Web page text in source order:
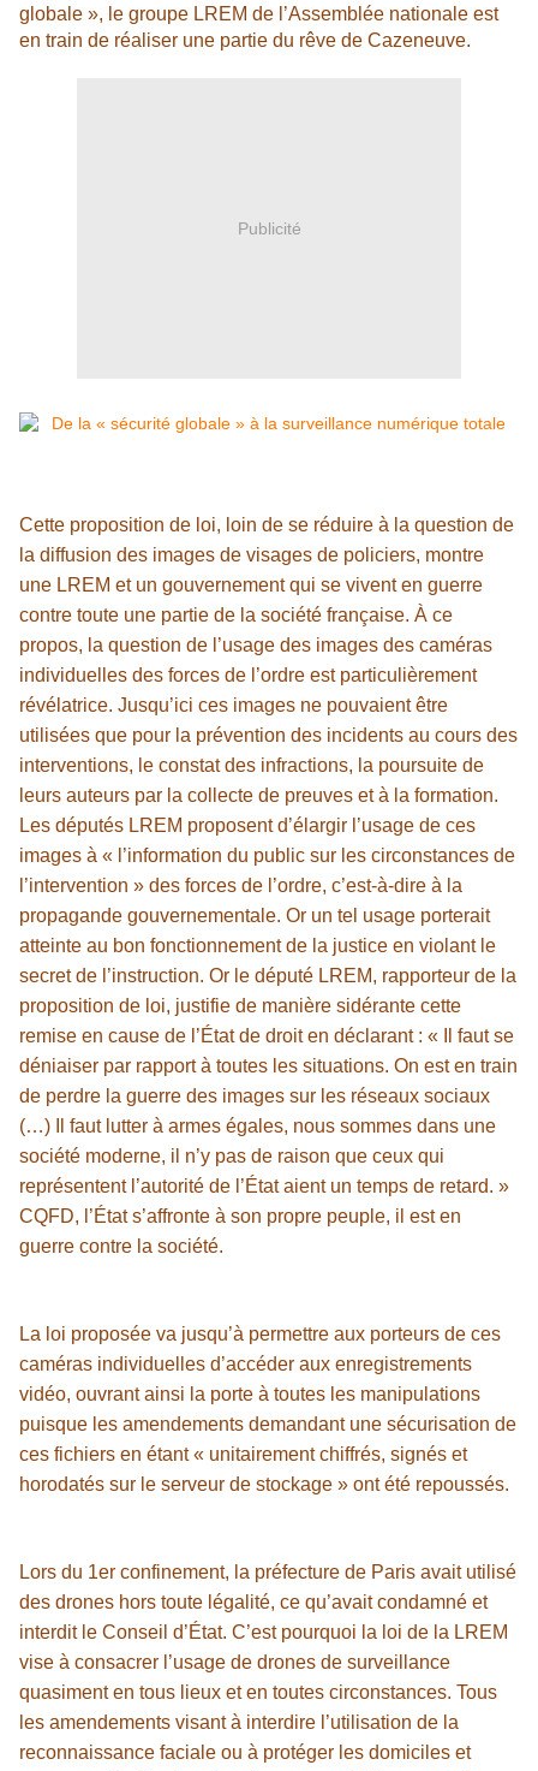
globale », le groupe LREM de l’Assemblée nationale est
en train de réaliser une partie du rêve de Cazeneuve.
Publicité
Cette proposition de loi, loin de se réduire à la question de
la diffusion des images de visages de policiers, montre
une LREM et un gouvernement qui se vivent en guerre
contre toute une partie de la société française. À ce
propos, la question de l’usage des images des caméras
individuelles des forces de l’ordre est particulièrement
révélatrice. Jusqu’ici ces images ne pouvaient être
utilisées que pour la prévention des incidents au cours des
interventions, le constat des infractions, la poursuite de
leurs auteurs par la collecte de preuves et à la formation.
Les députés LREM proposent d’élargir l’usage de ces
images à « l’information du public sur les circonstances de
l’intervention » des forces de l’ordre, c’est-à-dire à la
propagande gouvernementale. Or un tel usage porterait
atteinte au bon fonctionnement de la justice en violant le
secret de l’instruction. Or le député LREM, rapporteur de la
proposition de loi, justifie de manière sidérante cette
remise en cause de l’État de droit en déclarant : « Il faut se
déniaiser par rapport à toutes les situations. On est en train
de perdre la guerre des images sur les réseaux sociaux
(…) Il faut lutter à armes égales, nous sommes dans une
société moderne, il n’y pas de raison que ceux qui
représentent l’autorité de l’État aient un temps de retard. »
CQFD, l’État s’affronte à son propre peuple, il est en
guerre contre la société.
La loi proposée va jusqu’à permettre aux porteurs de ces
caméras individuelles d’accéder aux enregistrements
vidéo, ouvrant ainsi la porte à toutes les manipulations
puisque les amendements demandant une sécurisation de
ces fichiers en étant « unitairement chiffrés, signés et
horodatés sur le serveur de stockage » ont été repoussés.
Lors du 1er confinement, la préfecture de Paris avait utilisé
des drones hors toute légalité, ce qu’avait condamné et
interdit le Conseil d’État. C’est pourquoi la loi de la LREM
vise à consacrer l’usage de drones de surveillance
quasiment en tous lieux et en toutes circonstances. Tous
les amendements visant à interdire l’utilisation de la
reconnaissance faciale ou à protéger les domiciles et